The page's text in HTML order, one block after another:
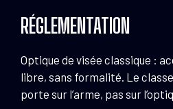
RÉGLEMENTATION
Optique de visée classique :
libre, sans formalité. Le
porte sur l’arme, pas sur